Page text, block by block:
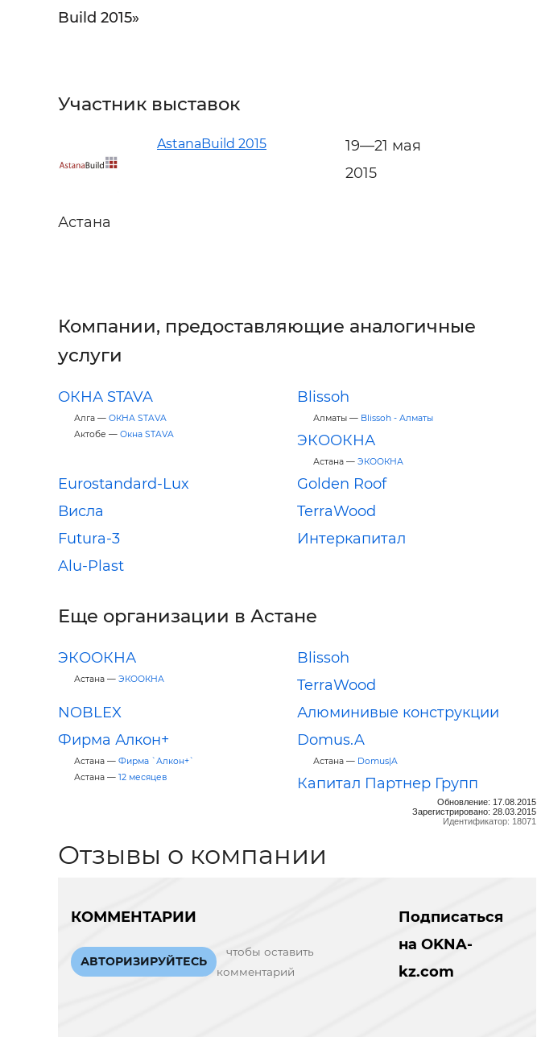
Build 2015»
Участник выставок
AstanaBuild 2015
19—21 мая
2015
Астана
Компании, предоставляющие аналогичные
услуги
ОКНА STAVA
Алга — ОКНА STAVA
Актобе — Окна STAVA
Blissoh
Алматы — Blissoh - Алматы
ЭКООКНА
Астана — ЭКООКНА
Eurostandard-Lux
Golden Roof
Висла
TerraWood
Futura-3
Интеркапитал
Alu-Plast
Еще организации в Астане
ЭКООКНА
Астана — ЭКООКНА
Blissoh
TerraWood
NOBLEX
Алюминивые конструкции
Фирма Алкон+
Астана — Фирма `Алкон+`
Астана — 12 месяцев
Domus.A
Астана — Domus|A
Капитал Партнер Групп
Обновление: 17.08.2015
Зарегистрировано: 28.03.2015
Идентификатор: 18071
Отзывы о компании
КОММЕНТАРИИ
АВТОРИЗИРУЙТЕСЬ
чтобы оставить
комментарий
Подписаться
на OKNA-
kz.com